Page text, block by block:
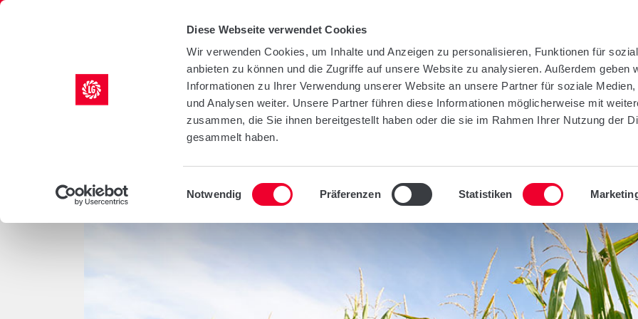
Diese Webseite verwendet Cookies
Wir verwenden Cookies, um Inhalte und Anzeigen zu personalisieren, Funktionen für
anbieten zu können und die Zugriffe auf unsere Website zu analysieren. Außerdem geben
Informationen zu Ihrer Verwendung unserer Website an unsere Partner für soziale Medien,
und Analysen weiter. Unsere Partner führen diese Informationen möglicherweise mit
zusammen, die Sie ihnen bereitgestellt haben oder die sie im Rahmen Ihrer Nutzung der
gesammelt haben.
Einwilligungsauswahl
Notwendig Präferenzen Statistiken
KULTUREN AGRILITY UNTERNEHMEN INFOTHEK
/ Mais / Sorten / LG 30.258
LG 30.258